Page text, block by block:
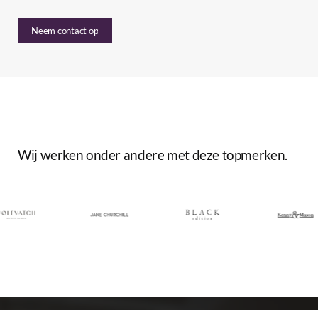
Neem contact op
Wij werkenonder andere metdezetopmerken.